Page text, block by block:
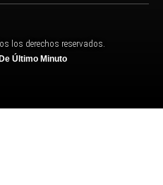
los derechos reservados.
Último Minuto